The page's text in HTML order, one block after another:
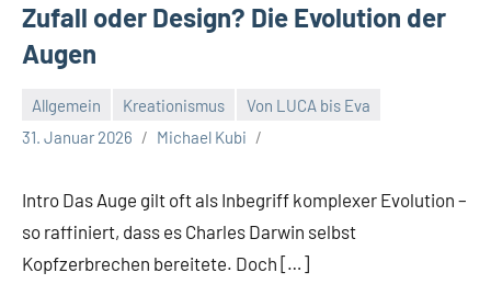
Zufall oder Design? Die Evolution der
Augen
Allgemein Kreationismus
Von LUCA bis Eva
31. Januar 2026
Michael Kubi
Intro Das Auge gilt oft als Inbegriff komplexer Evolution –
so raffiniert, dass es Charles Darwin selbst
Kopfzerbrechen bereitete. Doch […]